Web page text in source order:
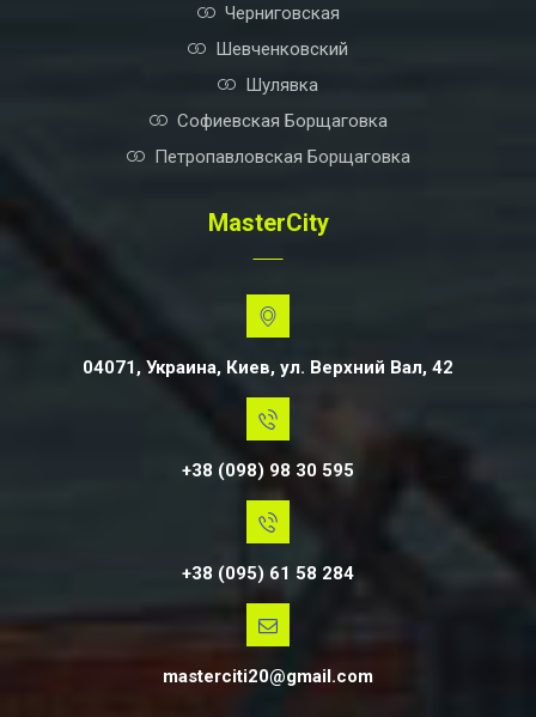
Черниговская
Шевченковский
Шулявка
Софиевская Борщаговка
Петропавловская Борщаговка
MasterCity
04071, Украина, Киев, ул. Верхний Вал, 42
+38 (098) 98 30 595
+38 (095) 61 58 284
masterciti20@gmail.com